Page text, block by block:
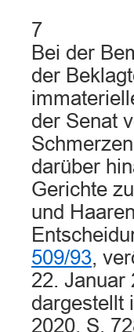
7
Bei der
der
der Senat
darüber
Gerichte
und
509/93,
22. Januar
dargestellt
2020, S.